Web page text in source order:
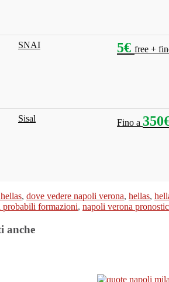
SNAI 5€ free +
Sisal Fino a
, dove vedere napoli verona, hellas,
probabili formazioni, napoli verona
anche